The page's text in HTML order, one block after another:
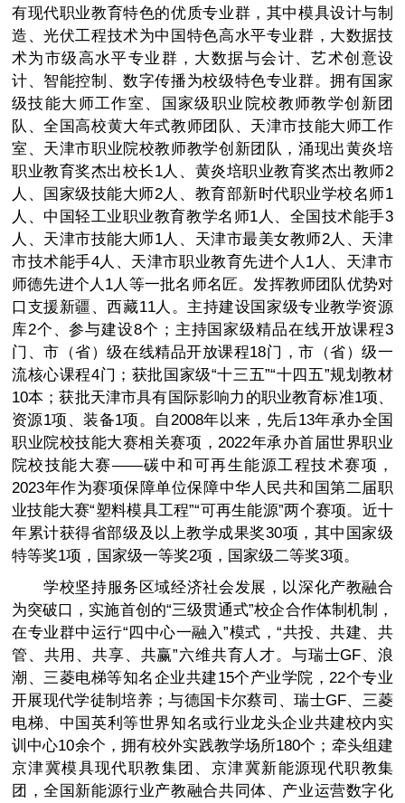
有现代职业教育特色的优质专业群，其中模具设计与制
造、光伏工程技术为中国特色高水平专业群，大数据技
术为市级高水平专业群，大数据与会计、艺术创意设
计、智能控制、数字传播为校级特色专业群。拥有国家
级技能大师工作室、国家级职业院校教师教学创新团
队、全国高校黄大年式教师团队、天津市技能大师工作
室、天津市职业院校教师教学创新团队，涌现出黄炎培
职业教育奖杰出校长1人、黄炎培职业教育奖杰出教师2
人、国家级技能大师2人、教育部新时代职业学校名师1
人、中国轻工业职业教育教学名师1人、全国技术能手3
人、天津市技能大师1人、天津市最美女教师2人、天津
市技术能手4人、天津市职业教育先进个人1人、天津市
师德先进个人1人等一批名师名匠。发挥教师团队优势对
口支援新疆、西藏11人。主持建设国家级专业教学资源
库2个、参与建设8个；主持国家级精品在线开放课程3
门、市（省）级在线精品开放课程18门，市（省）级一
流核心课程4门；获批国家级“十三五”“十四五”规划教材
10本；获批天津市具有国际影响力的职业教育标准1项、
资源1项、装备1项。自2008年以来，先后13年承办全国
职业院校技能大赛相关赛项，2022年承办首届世界职业
院校技能大赛——碳中和可再生能源工程技术赛项，
2023年作为赛项保障单位保障中华人民共和国第二届职
业技能大赛“塑料模具工程”“可再生能源”两个赛项。近十
年累计获得省部级及以上教学成果奖30项，其中国家级
特等奖1项，国家级一等奖2项，国家级二等奖3项。
学校坚持服务区域经济社会发展，以深化产教融合
为突破口，实施首创的“三级贯通式”校企合作体制机制，
在专业群中运行“四中心一融入”模式，“共投、共建、共
管、共用、共享、共赢”六维共育人才。与瑞士GF、浪
潮、三菱电梯等知名企业共建15个产业学院，22个专业
开展现代学徒制培养；与德国卡尔蔡司、瑞士GF、三菱
电梯、中国英利等世界知名或行业龙头企业共建校内实
训中心10余个，拥有校外实践教学场所180个；牵头组建
京津冀模具现代职教集团、京津冀新能源现代职教集
团，全国新能源行业产教融合共同体、产业运营数字化